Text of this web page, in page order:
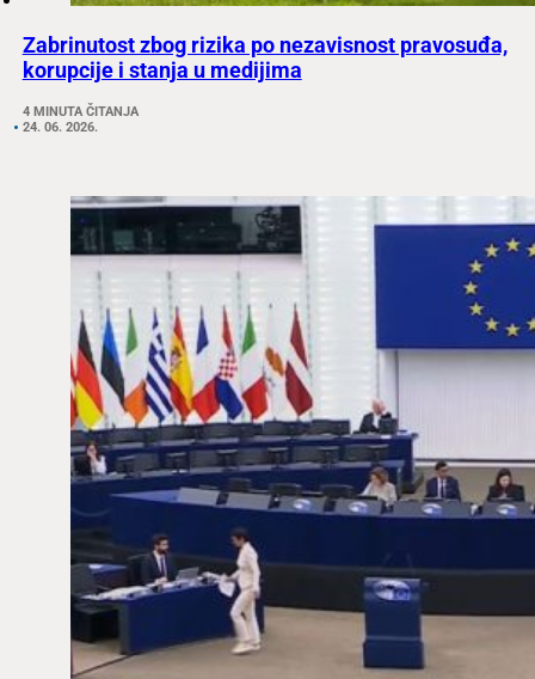
Zabrinutost zbog rizika po nezavisnost pravosuđa,
korupcije i stanja u medijima
4 MINUTA ČITANJA
24. 06. 2026.